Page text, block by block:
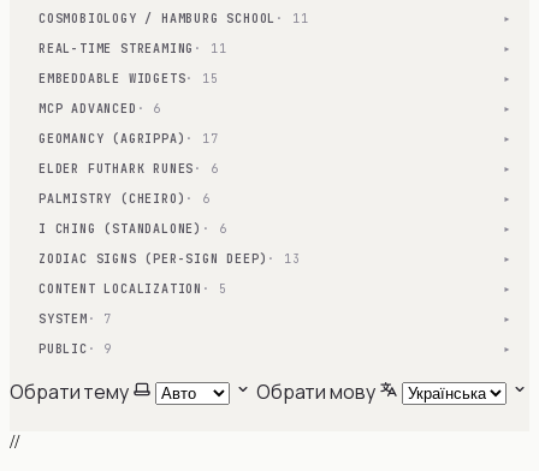
COSMOBIOLOGY / HAMBURG SCHOOL · 11 ▾
REAL-TIME STREAMING · 11 ▾
EMBEDDABLE WIDGETS· 15 ▾
MCP ADVANCED · 6 ▾
GEOMANCY (AGRIPPA) · 17 ▾
ELDER FUTHARK RUNES · 6 ▾
PALMISTRY (CHEIRO) · 6 ▾
I CHING (STANDALONE) · 6 ▾
ZODIAC SIGNS (PER-SIGN DEEP) · 13 ▾
CONTENT LOCALIZATION · 5 ▾
SYSTEM · 7 ▾
PUBLIC · 9 ▾
Обрати тему Обрати мову
//